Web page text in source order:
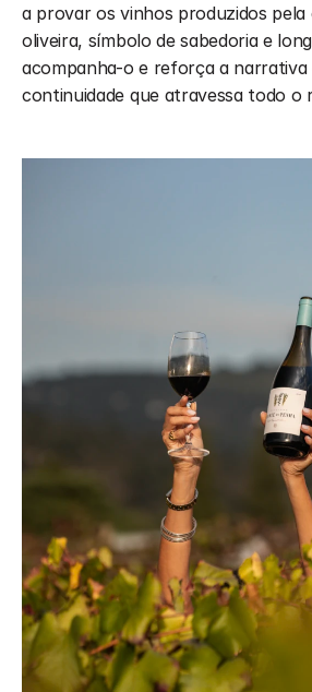
a provar os vinhos produzidos pela
oliveira, símbolo de sabedoria e
acompanha-o e reforça a narrativa
continuidade que atravessa todo o